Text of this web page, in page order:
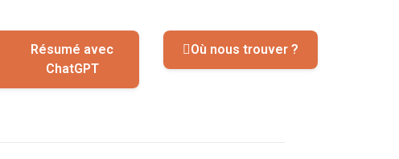
Résumé avec
ChatGPT
Où nous trouver ?